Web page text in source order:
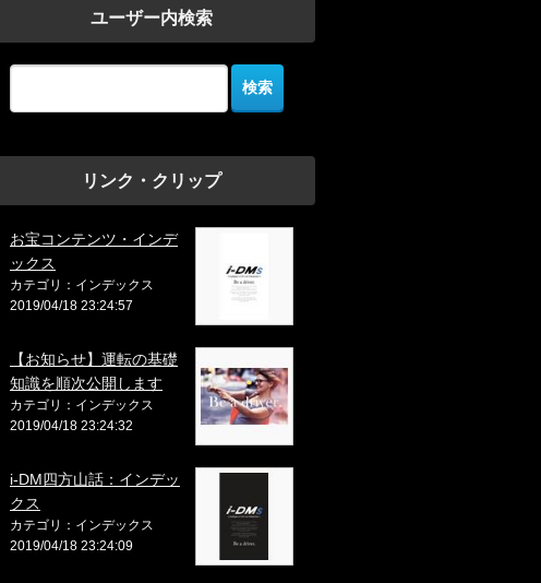
ユーザー内検索
リンク・クリップ
お宝コンテンツ・インデ
ックス
カテゴリ：インデックス
2019/04/18 23:24:57
【お知らせ】運転の基礎
知識を順次公開します
カテゴリ：インデックス
2019/04/18 23:24:32
i-DM四方山話：インデッ
クス
カテゴリ：インデックス
2019/04/18 23:24:09